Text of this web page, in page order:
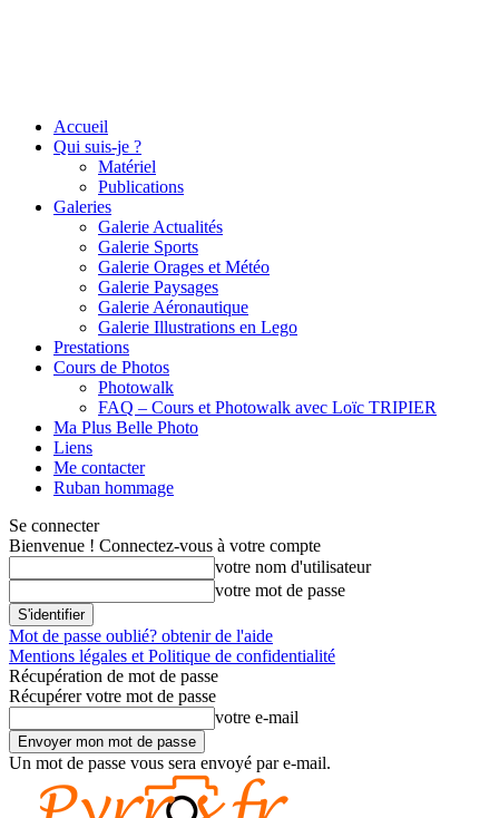
Accueil
Qui suis-je ?
Matériel
Publications
Galeries
Galerie Actualités
Galerie Sports
Galerie Orages et Météo
Galerie Paysages
Galerie Aéronautique
Galerie Illustrations en Lego
Prestations
Cours de Photos
Photowalk
FAQ – Cours et Photowalk avec Loïc TRIPIER
Ma Plus Belle Photo
Liens
Me contacter
Ruban hommage
Se connecter
Bienvenue ! Connectez-vous à votre compte
votre nom d'utilisateur
votre mot de passe
Mot de passe oublié? obtenir de l'aide
Mentions légales et Politique de confidentialité
Récupération de mot de passe
Récupérer votre mot de passe
votre e-mail
Un mot de passe vous sera envoyé par e-mail.